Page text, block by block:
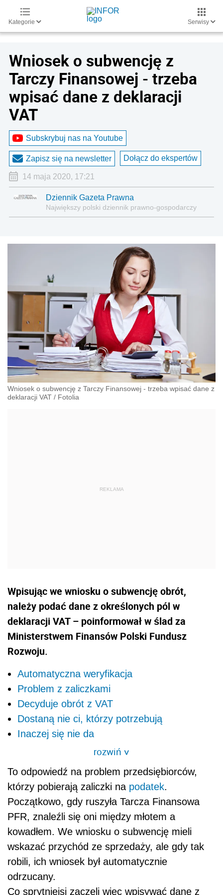
Kategorie Serwisy
Wniosek o subwencję z
Tarczy Finansowej - trzeba
wpisać dane z deklaracji
VAT
Subskrybuj nas na Youtube
Zapisz się na newsletter Dołącz do ekspertów
14 maja 2020, 17:21
Dziennik Gazeta Prawna
Największy polski dziennik prawno-gospodarczy
Wniosek o subwencję z Tarczy Finansowej - trzeba wpisać dane z
deklaracji VAT / Fotolia
Wpisując we wniosku o subwencję obrót,
należy podać dane z określonych pól w
deklaracji VAT – poinformował w ślad za
Ministerstwem Finansów Polski Fundusz
Rozwoju.
Automatyczna weryfikacja
Problem z zaliczkami
Decyduje obrót z VAT
Dostaną nie ci, którzy potrzebują
Inaczej się nie da
rozwiń>
To odpowiedź na problem przedsiębiorców,
którzy pobierają zaliczki na podatek.
Początkowo, gdy ruszyła Tarcza Finansowa
PFR, znaleźli się oni między młotem a
kowadłem. We wniosku o subwencję mieli
wskazać przychód ze sprzedaży, ale gdy tak
robili, ich wniosek był automatycznie
odrzucany.
Co sprytniejsi zaczęli więc wpisywać dane z